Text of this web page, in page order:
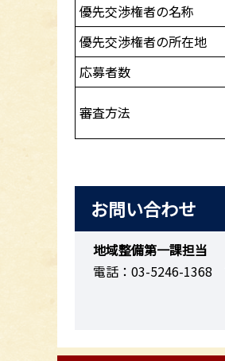
優先交渉権者の名称
優先交渉権者の所在地
応募者数
審査方法
お問い合わせ
地域整備第一課担当
電話：03-5246-1368